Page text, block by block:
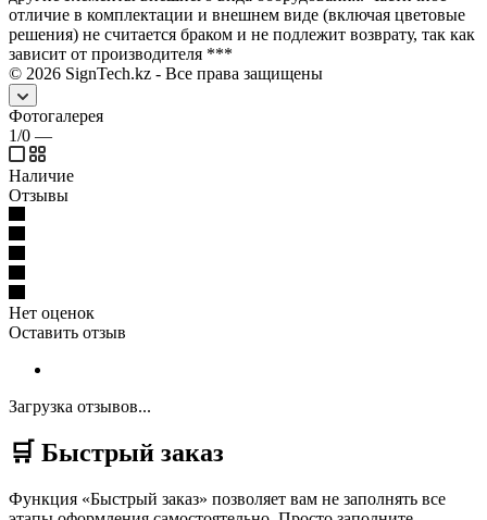
отличие в комплектации и внешнем виде (включая цветовые
решения) не считается браком и не подлежит возврату, так как
зависит от производителя ***
© 2026 SignTech.kz - Все права защищены
Фотогалерея
1/0 —
Наличие
Отзывы
Нет оценок
Оставить отзыв
Загрузка отзывов...
🛒 Быстрый заказ
Функция «Быстрый заказ» позволяет вам не заполнять все